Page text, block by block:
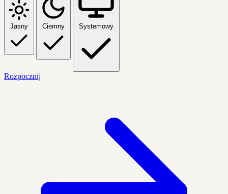
Jasny Ciemny Systemowy
Rozpocznij